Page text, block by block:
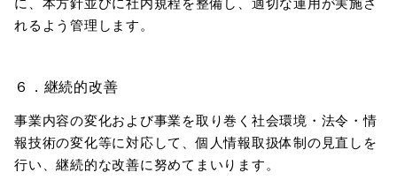
に、本方針並びに社内規程を整備し、適切な運用が実施さ
れるよう管理します。
６．継続的改善
事業内容の変化および事業を取り巻く社会環境・法令・情
報技術の変化等に対応して、個人情報取扱体制の見直しを
行い、継続的な改善に努めてまいります。